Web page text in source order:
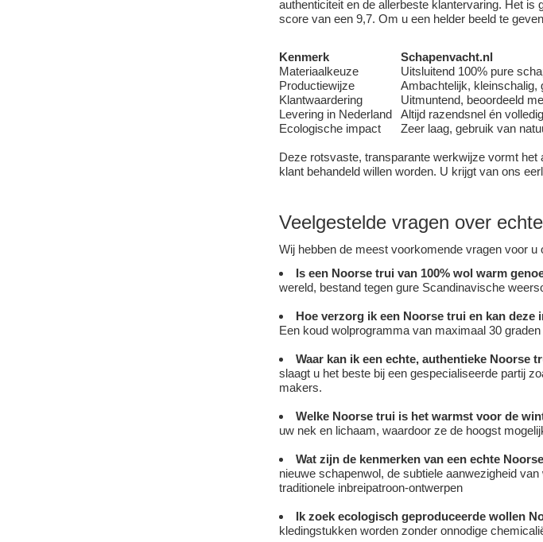
authenticiteit en de allerbeste klantervaring. Het
score van een 9,7. Om u een helder beeld te
Kenmerk Schapenvacht.nl
Materiaalkeuze
Uitsluitend 100% pure
Productiewijze
Ambachtelijk, kleinschalig,
Klantwaardering
Uitmuntend, beoordeeld
Levering in Nederland
Altijd razendsnel én
Ecologische impact
Zeer laag, gebruik van
Deze rotsvaste, transparante werkwijze vormt
klant behandeld willen worden. U krijgt van ons
Veelgestelde vragen over
Wij hebben de meest voorkomende vragen voor u
Is een Noorse trui van 100% wol warm
wereld, bestand tegen gure Scandinavische
Hoe verzorg ik een Noorse trui en kan deze
Een koud wolprogramma van maximaal 30
Waar kan ik een echte, authentieke Noorse
slaagt u het beste bij een gespecialiseerde partij
makers.
Welke Noorse trui is het warmst voor de
uw nek en lichaam, waardoor ze de hoogst
Wat zijn de kenmerken van een echte
nieuwe schapenwol, de subtiele aanwezigheid
traditionele inbreipatroon-ontwerpen
Ik zoek ecologisch geproduceerde wollen
kledingstukken worden zonder onnodige